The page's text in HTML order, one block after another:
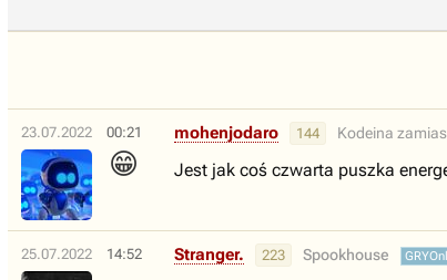
23.07.2022 00:21
😁
mohenjodaro 144 Kodeina
Jest jak coś czwarta puszka
25.07.2022 14:52 Stranger. 223 Spookhouse